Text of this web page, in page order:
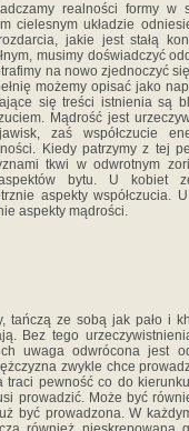
realności formy w
cielesnym układzie
jakie jest stałą
musimy doświadczyć
na nowo zjednoczyć
możemy opisać jako
się treści istnienia są
Mądrość jest
zaś współczucie
Kiedy patrzymy z tej
tkwi w odwrotnym
bytu. U kobiet
aspekty współczucia.
aspekty mądrości.
tańczą ze sobą jak pało i
Bez tego
uwaga odwrócona jest
zwykle chce
traci pewność co do
prowadzić. Może być
być prowadzona. W